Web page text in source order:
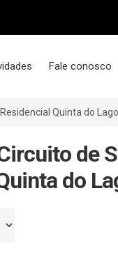
Fale conosco
Quinta do Lago
de
do